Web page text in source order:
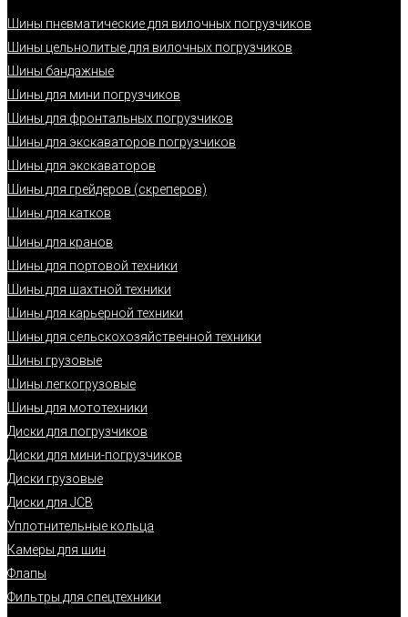
Шины пневматические для вилочных погрузчиков
Шины цельнолитые для вилочных погрузчиков
Шины бандажные
Шины для мини погрузчиков
Шины для фронтальных погрузчиков
Шины для экскаваторов погрузчиков
Шины для экскаваторов
Шины для грейдеров (скреперов)
Шины для катков
Шины для кранов
Шины для портовой техники
Шины для шахтной техники
Шины для карьерной техники
Шины для сельскохозяйственной техники
Шины грузовые
Шины легкогрузовые
Шины для мототехники
Диски для погрузчиков
Диски для мини-погрузчиков
Диски грузовые
Диски для JCB
Уплотнительные кольца
Камеры для шин
Флапы
Фильтры для спецтехники